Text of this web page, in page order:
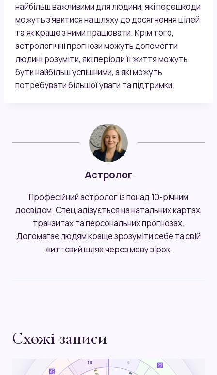
найбільш важливими для людини, які перешкоди
можуть з’явитися на шляху до досягнення цілей
та як краще з ними працювати. Крім того,
астрологічні прогнози можуть допомогти
людині розуміти, які періоди її життя можуть
бути найбільш успішними, а які можуть
потребувати більшої уваги та підтримки.
Астролог
Професійний астролог із понад 10-річним
досвідом. Спеціалізується на натальних картах,
транзитах та персональних прогнозах.
Допомагає людям краще зрозуміти себе та свій
життєвий шлях через мову зірок.
Схожі записи